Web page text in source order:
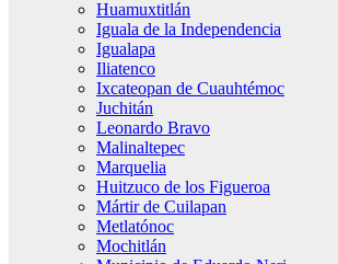
Huamuxtitlán
Iguala de la Independencia
Igualapa
Iliatenco
Ixcateopan de Cuauhtémoc
Juchitán
Leonardo Bravo
Malinaltepec
Marquelia
Huitzuco de los Figueroa
Mártir de Cuilapan
Metlatónoc
Mochitlán